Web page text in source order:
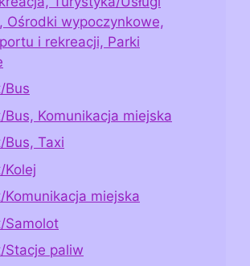
Ośrodki wypoczynkowe,
i rekreacji, Parki
Bus
Komunikacja miejska
Taxi
Kolej
miejska
Samolot
Stacje paliw